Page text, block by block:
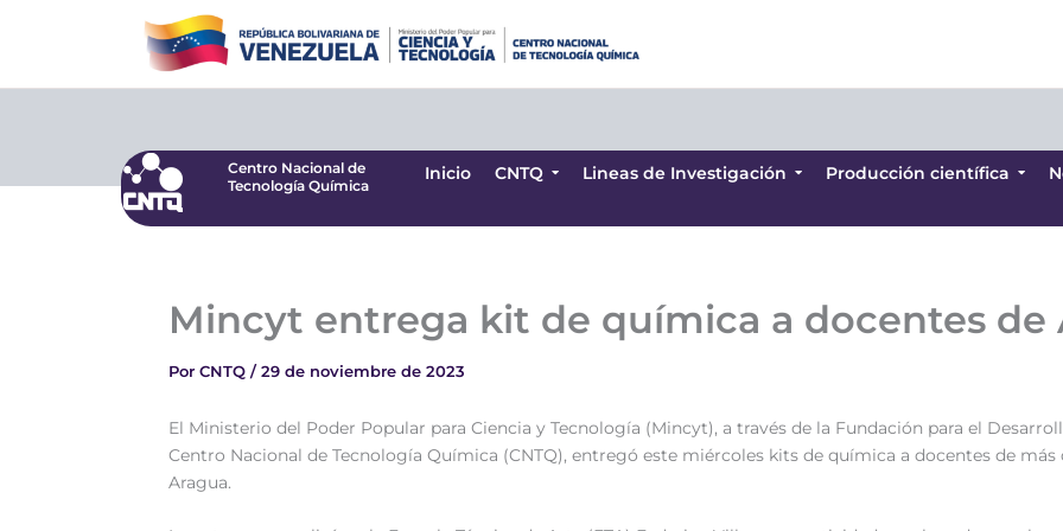
Tecnología Química
CNTQ
Centro Nacional de
Tecnología Química
Inicio CNTQ Lineas de Investigación Producción científica
Mincyt entrega kit de química a docentes de
Por CNTQ /29 de noviembre de 2023
El Ministerio del Poder Popular para Ciencia y Tecnología (Mincyt), a través de la Fundación para el
Centro Nacional de Tecnología Química (CNTQ), entregó este miércoles kits de química a docentes de
Aragua.